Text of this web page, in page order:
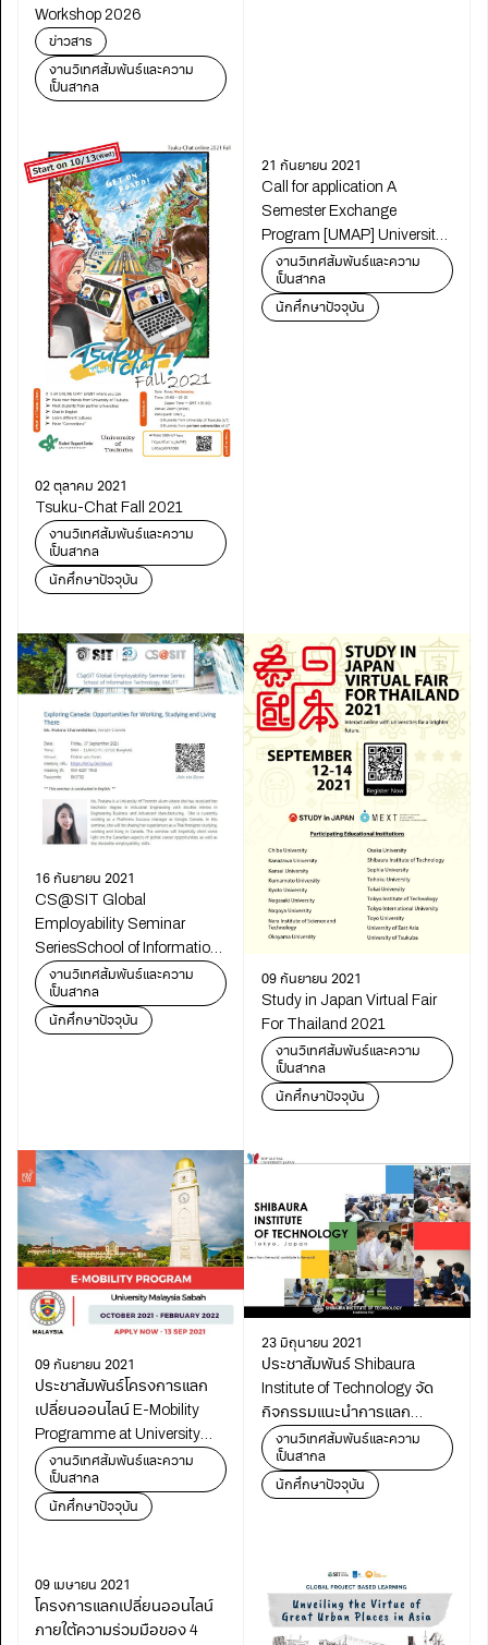
Workshop 2026
ข่าวสาร
งานวิเทศสัมพันธ์และความ
เป็นสากล
02 ตุลาคม 2021
Tsuku-Chat Fall 2021
งานวิเทศสัมพันธ์และความ
เป็นสากล
นักศึกษาปัจจุบัน
21 กันยายน 2021
Call for application A
Semester Exchange
Program [UMAP] University
Mobility in Asia and the
Pacific
งานวิเทศสัมพันธ์และความ
เป็นสากล
นักศึกษาปัจจุบัน
16 กันยายน 2021
CS@SIT Global
Employability Seminar
SeriesSchool of Information
Technology, KMUTT
งานวิเทศสัมพันธ์และความ
เป็นสากล
นักศึกษาปัจจุบัน
09 กันยายน 2021
Study in Japan Virtual Fair
For Thailand 2021
งานวิเทศสัมพันธ์และความ
เป็นสากล
นักศึกษาปัจจุบัน
09 กันยายน 2021
ประชาสัมพันธ์โครงการแลก
เปลี่ยนออนไลน์ E-Mobility
Programme at University
Malaysia Sabah (UMS)
งานวิเทศสัมพันธ์และความ
เป็นสากล
นักศึกษาปัจจุบัน
23 มิถุนายน 2021
ประชาสัมพันธ์ Shibaura
Institute of Technology จัด
กิจกรรมแนะนำการแลก
เปลี่ยนสำหรับนศ.
งานวิเทศสัมพันธ์และความ
เป็นสากล
นักศึกษาปัจจุบัน
09 เมษายน 2021
โครงการแลกเปลี่ยนออนไลน์
ภายใต้ความร่วมมือของ 4